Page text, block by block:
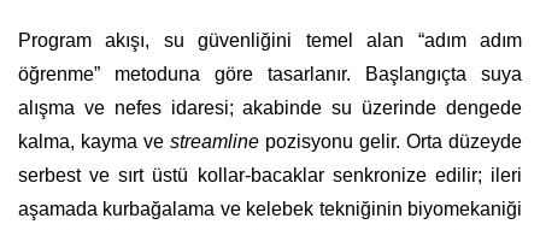
Program akışı, su güvenliğini temel alan “adım adım
öğrenme” metoduna göre tasarlanır. Başlangıçta suya
alışma ve nefes idaresi; akabinde su üzerinde dengede
kalma, kayma ve streamline pozisyonu gelir. Orta düzeyde
serbest ve sırt üstü kollar-bacaklar senkronize edilir; ileri
aşamada kurbağalama ve kelebek tekniğinin biyomekaniği